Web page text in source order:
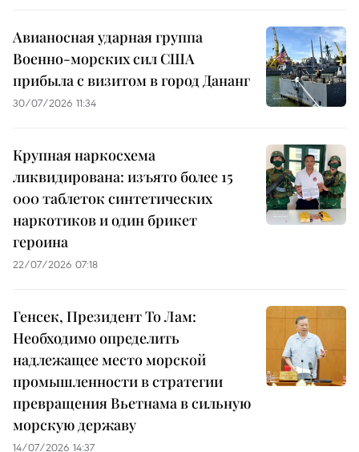
Авианосная ударная группа
Военно-морских сил США
прибыла с визитом в город Дананг
30/07/2026 11:34
Крупная наркосхема
ликвидирована: изъято более 15
000 таблеток синтетических
наркотиков и один брикет
героина
22/07/2026 07:18
Генсек, Президент То Лам:
Необходимо определить
надлежащее место морской
промышленности в стратегии
превращения Вьетнама в сильную
морскую державу
14/07/2026 14:37